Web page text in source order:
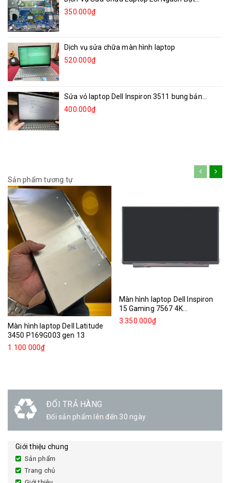
350.000₫
Dịch vụ sửa chữa màn hình laptop
520.000₫
Sửa vỏ laptop Dell Inspiron 3511 bung bản...
400.000₫
Sản phẩm tương tự
Màn hình laptop Dell Latitude
3450 P169G003 gen 13
1.100.000₫
Màn hình laptop Dell Inspiron
15 Gaming 7567 4K...
3.350.000₫
ĐỔI TRẢ HÀNG
Đổi sản phẩm lên đến 30 ngày
Giới thiệu chung
Sản phẩm
Trang chủ